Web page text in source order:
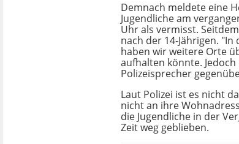
Demnach meldete eine
Jugendliche am
Uhr als vermisst.
nach der 14-Jährigen.
haben wir weitere Orte
aufhalten könnte.
Polizeisprecher
Laut Polizei ist es nicht
nicht an ihre
die Jugendliche in der
Zeit weg geblieben.